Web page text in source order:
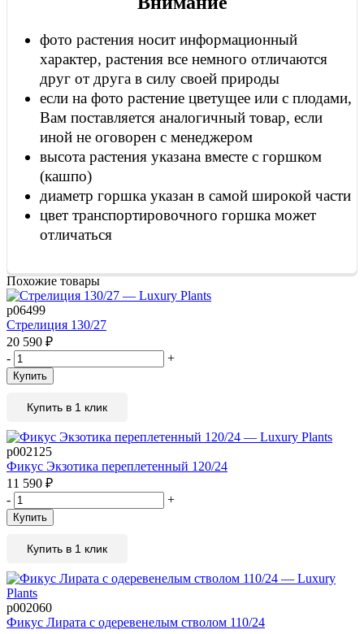
фото растения носит информационный
характер, растения все немного отличаются
друг от друга в силу своей природы
если на фото растение цветущее или с плодами,
Вам поставляется аналогичный товар, если
иной не оговорен с менеджером
высота растения указана вместе с горшком
(кашпо)
диаметр горшка указан в самой широкой части
цвет транспортировочного горшка может
отличаться
Похожие товары
р06499
Стрелиция 130/27
20 590 ₽
-
+
Купить
Купить в 1 клик
р002125
Фикус Экзотика переплетенный 120/24
11 590 ₽
-
+
Купить
Купить в 1 клик
р002060
Фикус Лирата с одеревенелым стволом 110/24